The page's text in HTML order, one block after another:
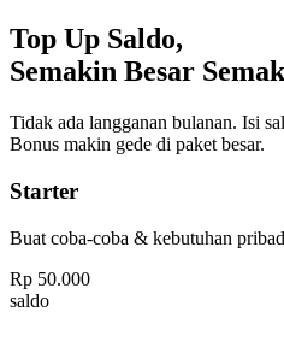
Top Up Saldo,
Semakin Besar
Tidak ada langganan bulanan. Isi
Bonus makin gede di paket besar.
Starter
Buat coba-coba & kebutuhan
Rp 50.000
saldo